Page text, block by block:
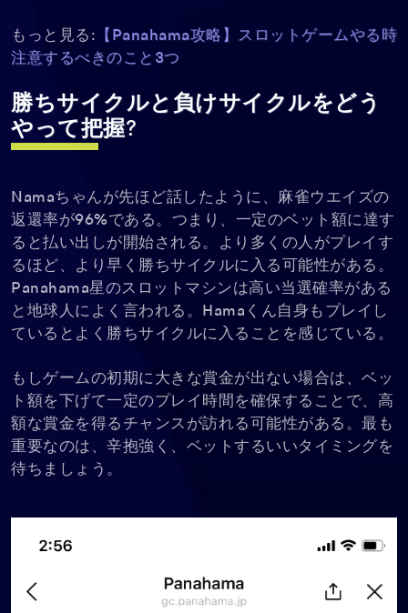
もっと見る: 【Panahama攻略】スロットゲームやる時
注意するべきのこと3つ
勝ちサイクルと負けサイクルをどう
やって把握?
Namaちゃんが先ほど話したように、麻雀ウエイズの
返還率が96%である。つまり、一定のベット額に達す
ると払い出しが開始される。より多くの人がプレイす
るほど、より早く勝ちサイクルに入る可能性がある。
Panahama星のスロットマシンは高い当選確率がある
と地球人によく言われる。Hamaくん自身もプレイし
ているとよく勝ちサイクルに入ることを感じている。
もしゲームの初期に大きな賞金が出ない場合は、ベッ
ト額を下げて一定のプレイ時間を確保することで、高
額な賞金を得るチャンスが訪れる可能性がある。最も
重要なのは、辛抱強く、ベットするいいタイミングを
待ちましょう。